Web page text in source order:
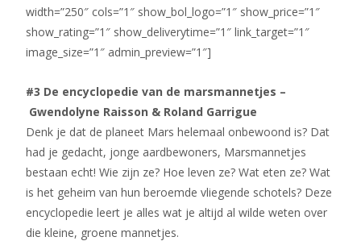
width=”250″ cols=”1″ show_bol_logo=”1″ show_price=”1″
show_rating=”1″ show_deliverytime=”1″ link_target=”1″
image_size=”1″ admin_preview=”1″]
#3 De encyclopedie van de marsmannetjes –
Gwendolyne Raisson & Roland Garrigue
Denk je dat de planeet Mars helemaal onbewoond is? Dat
had je gedacht, jonge aardbewoners, Marsmannetjes
bestaan echt! Wie zijn ze? Hoe leven ze? Wat eten ze? Wat
is het geheim van hun beroemde vliegende schotels? Deze
encyclopedie leert je alles wat je altijd al wilde weten over
die kleine, groene mannetjes.